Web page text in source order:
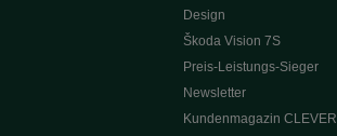
Design
Škoda Vision 7S
Preis-Leistungs-Sieger
Newsletter
Kundenmagazin CLEVER